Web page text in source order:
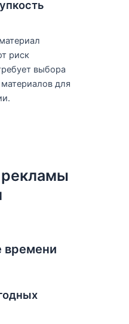
риск
выбора
для
времени